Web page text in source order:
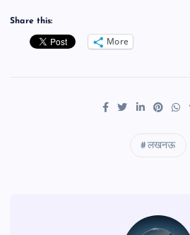
Share this:
More
लखनऊ